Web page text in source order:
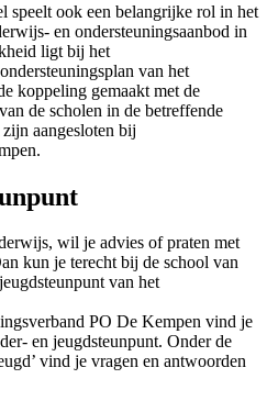
speelt ook een belangrijke rol in het
en ondersteuningsaanbod in
ligt bij het
van het
koppeling gemaakt met de
de scholen in de betreffende
aangesloten bij
wil je advies of praten met
kun je terecht bij de school van
van het
PO De Kempen vind je
en jeugdsteunpunt. Onder de
vind je vragen en antwoorden